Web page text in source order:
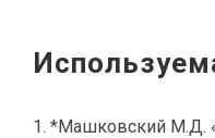
*Машковский М.Д.